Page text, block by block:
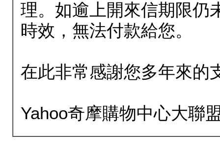
理。如逾上開來信期限仍
時效，無法付款給您。
在此非常感謝您多年來的
Yahoo奇摩購物中心大